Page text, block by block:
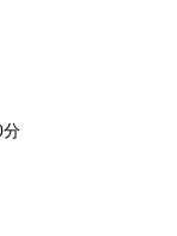
分